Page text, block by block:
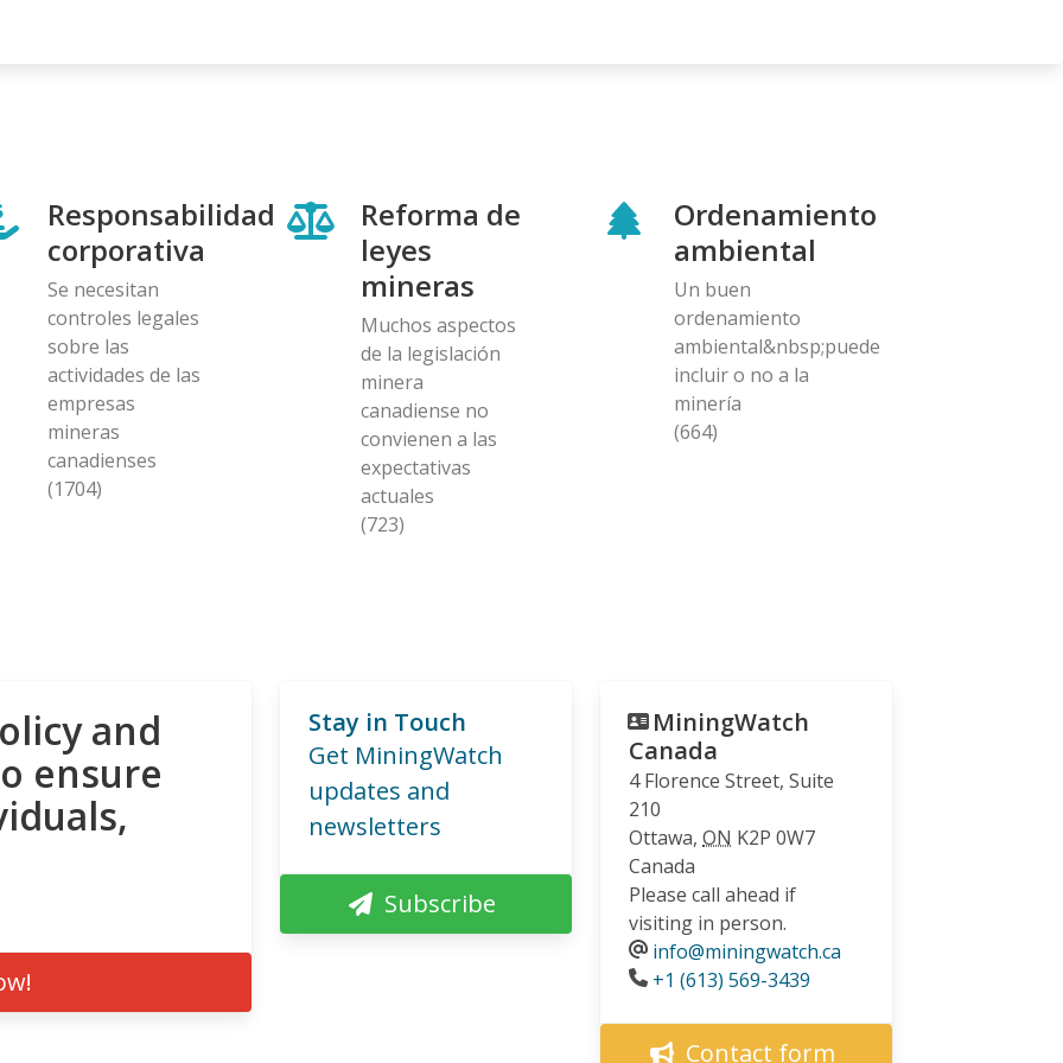
Responsabilidad
corporativa
Se necesitan
controles legales
sobre las
actividades de las
empresas
mineras
canadienses
(1704)
Reforma de
leyes
mineras
Muchos aspectos
de la legislación
minera
canadiense no
convienen a las
expectativas
actuales
(723)
Ordenamiento
ambiental
Un buen
ordenamiento
ambiental&nbsp;puede
incluir o no a la
minería
(664)
and
ensure
Stay in Touch
Get MiningWatch
updates and
newsletters
Subscribe
MiningWatch
Canada
4 Florence Street, Suite
210
Ottawa, ON K2P 0W7
Canada
Please call ahead if
visiting in person.
info@miningwatch.ca
Phone
+1 (613) 569-3439
Contact form